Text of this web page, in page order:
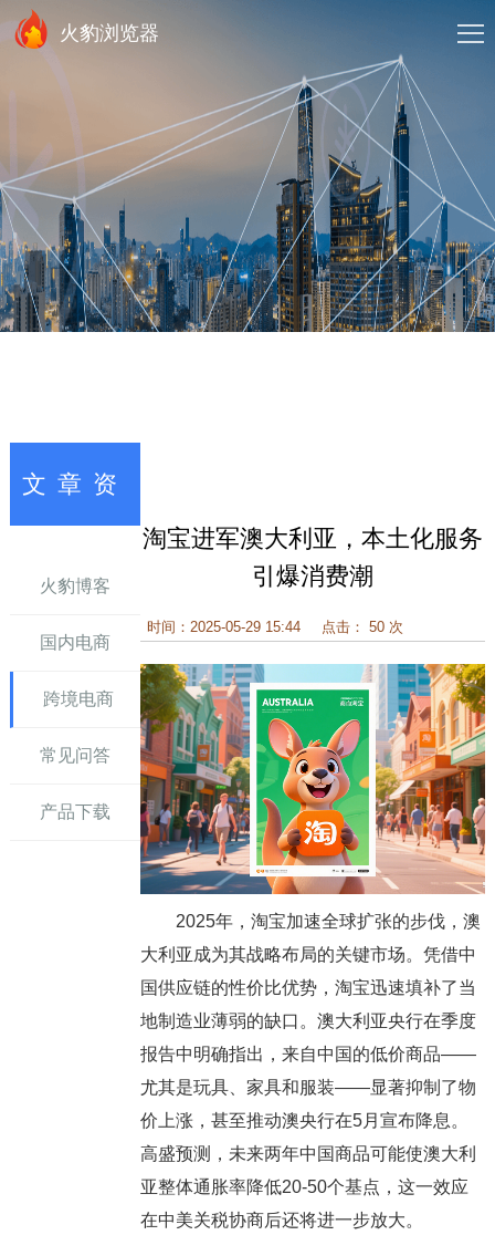
火豹浏览器
文章资
火豹博客
国内电商
跨境电商
常见问答
产品下载
淘宝进军澳大利亚，本土化服务
引爆消费潮
时间：2025-05-29 15:44 点击： 50 次
2025年，淘宝加速全球扩张的步伐，澳
大利亚成为其战略布局的关键市场。凭借中
国供应链的性价比优势，淘宝迅速填补了当
地制造业薄弱的缺口。澳大利亚央行在季度
报告中明确指出，来自中国的低价商品——
尤其是玩具、家具和服装——显著抑制了物
价上涨，甚至推动澳央行在5月宣布降息。
高盛预测，未来两年中国商品可能使澳大利
亚整体通胀率降低20-50个基点，这一效应
在中美关税协商后还将进一步放大。